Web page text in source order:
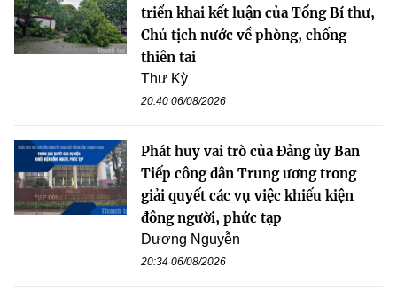
triển khai kết luận của Tổng Bí thư,
Chủ tịch nước về phòng, chống
thiên tai
Thư Kỳ
20:40 06/08/2026
Phát huy vai trò của Đảng ủy Ban
Tiếp công dân Trung ương trong
giải quyết các vụ việc khiếu kiện
đông người, phức tạp
Dương Nguyễn
20:34 06/08/2026